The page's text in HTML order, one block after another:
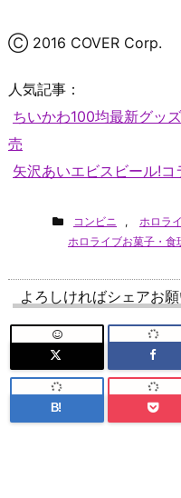
Ⓒ 2016 COVER Corp.
人気記事：
ちいかわ100均最新グッ
売
矢沢あいエビスビール!
コンビニ , ホロラ
ホロライブお菓子・食
よろしければシェアお
B!